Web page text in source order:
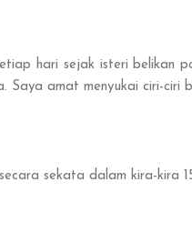
hari sejak isteri belikan
Saya amat menyukai ciri-ciri
sekata dalam kira-kira